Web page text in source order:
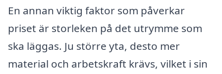
En annan viktig faktor som påverkar
priset är storleken på det utrymme som
ska läggas. Ju större yta, desto mer
material och arbetskraft krävs, vilket i sin